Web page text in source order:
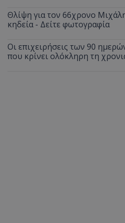
Θλίψη για τον 66χρονο
κηδεία - Δείτε φωτογραφία
Οι επιχειρήσεις των 90
που κρίνει ολόκληρη τη